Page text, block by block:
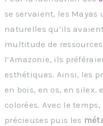
se servaient, les
naturelles qu’ils
multitude de
l’Amazonie, ils
esthétiques. Ainsi, les
en bois, en os, en silex,
colorées. Avec le
précieuses puis les